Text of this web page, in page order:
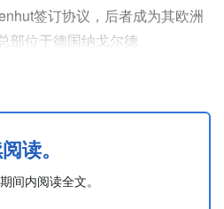
签订协议，后者成为其欧洲
部位于德国纳戈尔德
计今年夏天还将在斯图加特
过独立销售合作伙伴补充....
读。
间内阅读全文。